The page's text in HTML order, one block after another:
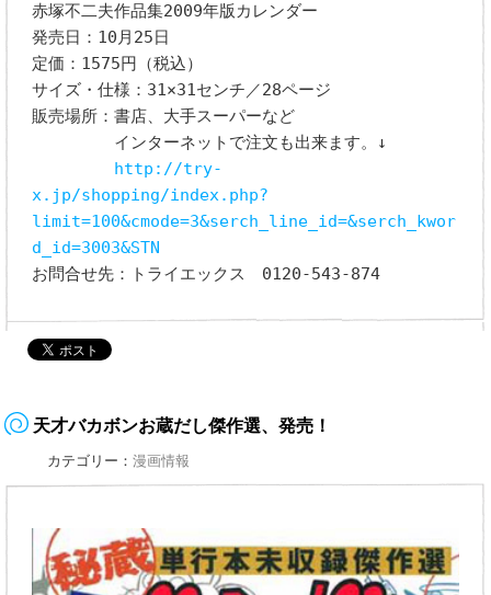
赤塚不二夫作品集2009年版カレンダー
発売日：10月25日
定価：1575円（税込）
サイズ・仕様：31×31センチ／28ページ
販売場所：書店、大手スーパーなど
インターネットで注文も出来ます。↓
http://try-
x.jp/shopping/index.php?
limit=100&cmode=3&serch_line_id=&serch_kwor
d_id=3003&STN
お問合せ先：トライエックス 0120-543-874
天才バカボンお蔵だし傑作選、発売！
カテゴリー：漫画情報